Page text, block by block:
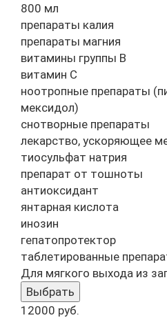
800 мл
препараты калия
препараты магния
витамины группы B
витамин C
ноотропные препараты
мексидол)
снотворные препараты
лекарство, ускоряющее
тиосульфат натрия
препарат от тошноты
антиоксидант
янтарная кислота
инозин
гепатопротектор
таблетированные
Для мягкого выхода из
Выбрать
12000 руб.